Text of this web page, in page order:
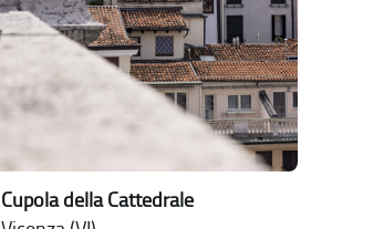
Cupola della Cattedrale